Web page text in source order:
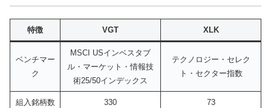
特徴 VGT XLK
ベンチマー
ク
MSCI USインベスタブ
ル・マーケット・情報技
術25/50インデックス
テクノロジー・セレク
ト・セクター指数
組入銘柄数 330 73